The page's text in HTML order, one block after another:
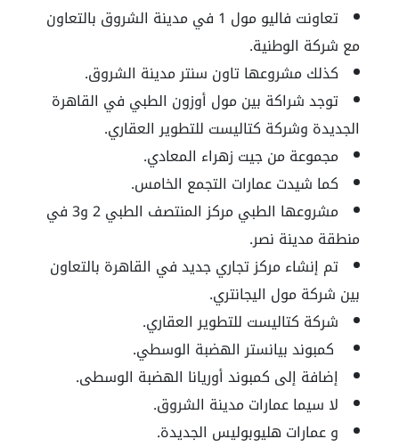
تعاونت فاليو مول 1 في مدينة الشروق بالتعاون
مع شركة الوطنية.
كذلك مشروعها تاون سنتر مدينة الشروق.
توجد شراكة بين مول أوزون الطبي في القاهرة
الجديدة وشركة كتاليست للتطوير العقاري.
مجموعة من جيت زهراء المعادي.
كما شيدت عمارات التجمع الخامس.
مشروعها الطبي مركز المنتصف الطبي 2 و3 في
منطقة مدينة نصر.
تم إنشاء مركز تجاري جديد في القاهرة بالتعاون
بين شركة مول اليجانتري.
شركة كتاليست للتطوير العقاري.
كمبوند بيانستر الهضبة الوسطي.
إضافة إلى كمبوند أوريانا الهضبة الوسطى.
لا سيما عمارات مدينة الشروق.
و عمارات هليوبوليس الجديدة.